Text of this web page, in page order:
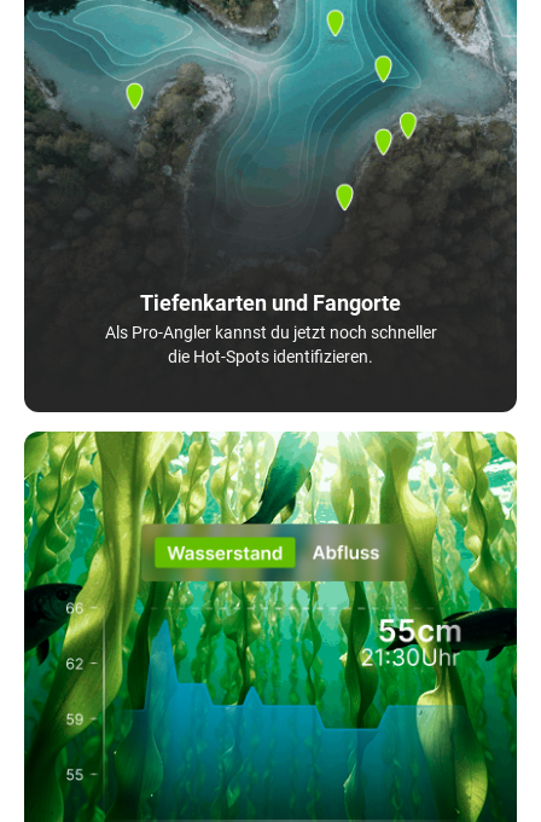
Tiefenkarten und Fangorte
Als Pro-Angler kannst du jetzt noch schneller
die Hot-Spots identifizieren.